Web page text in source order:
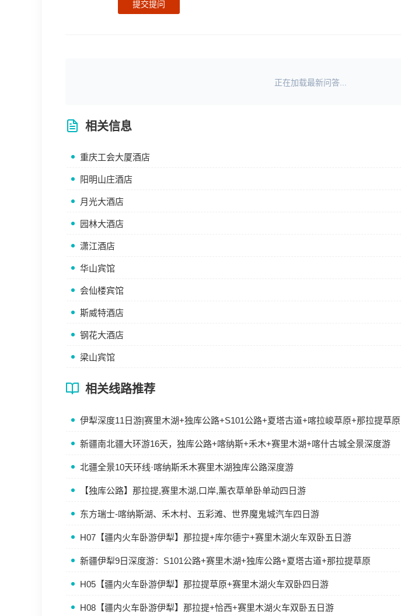
提交提问
正在加载最新问答...
相关信息
重庆工会大厦酒店
阳明山庄酒店
月光大酒店
园林大酒店
潇江酒店
华山宾馆
会仙楼宾馆
斯威特酒店
钢花大酒店
梁山宾馆
相关线路推荐
伊犁深度11日游|赛里木湖+独库公路+S101公路+夏塔古道+喀拉峻草原+那拉提草原
新疆南北疆大环游16天，独库公路+喀纳斯+禾木+赛里木湖+喀什古城全景深度游
北疆全景10天环线·喀纳斯禾木赛里木湖独库公路深度游
【独库公路】那拉提,赛里木湖,口岸,薰衣草单卧单动四日游
东方瑞士-喀纳斯湖、禾木村、五彩滩、世界魔鬼城汽车四日游
H07【疆内火车卧游伊犁】那拉提+库尔德宁+赛里木湖火车双卧五日游
新疆伊犁9日深度游：S101公路+赛里木湖+独库公路+夏塔古道+那拉提草原
H05【疆内火车卧游伊犁】那拉提草原+赛里木湖火车双卧四日游
H08【疆内火车卧游伊犁】那拉提+恰西+赛里木湖火车双卧五日游